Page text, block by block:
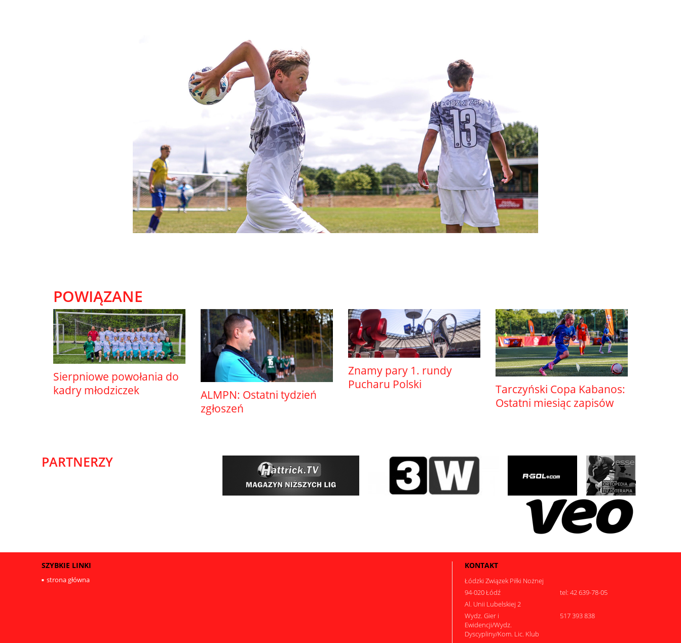
POWIĄZANE
Sierpniowe powołania do
kadry młodziczek
ALMPN: Ostatni tydzień
zgłoszeń
Znamy pary 1. rundy
Pucharu Polski
Tarczyński Copa Kabanos:
Ostatni miesiąc zapisów
PARTNERZY
SZYBKIE LINKI
strona główna
KONTAKT
Łódzki Związek Piłki Nożnej
94-020 Łódź
tel: 42 639-78-05
Al. Unii Lubelskiej 2
Wydz. Gier i
Ewidencji/Wydz.
Dyscypliny/Kom. Lic. Klub
517 393 838